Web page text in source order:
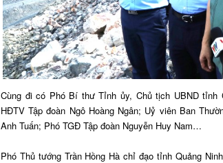
Cùng đi có Phó Bí thư Tỉnh ủy, Chủ tịch UBND
HĐTV Tập đoàn Ngô Hoàng Ngân; Uỷ viên Ban
Anh Tuấn; Phó TGĐ Tập đoàn Nguyễn Huy Nam…
Phó Thủ tướng Trần Hồng Hà chỉ đạo tỉnh Quảng